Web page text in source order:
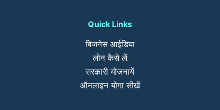
Quick Links
बिजनेस आईडिया
लोन कैसे लें
सरकारी योजनायें
ऑनलाइन योगा सीखें